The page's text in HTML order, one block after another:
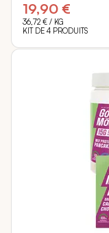
19,90 €
36,72 € / KG
KIT DE 4 PRODUITS